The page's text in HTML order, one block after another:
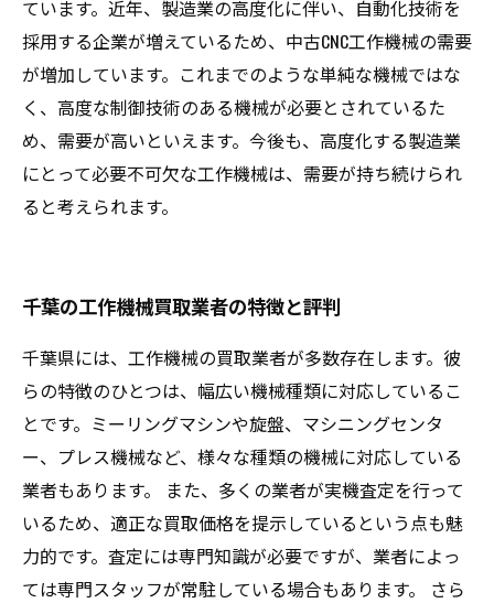
ています。近年、製造業の高度化に伴い、自動化技術を
採用する企業が増えているため、中古CNC工作機械の需要
が増加しています。これまでのような単純な機械ではな
く、高度な制御技術のある機械が必要とされているた
め、需要が高いといえます。今後も、高度化する製造業
にとって必要不可欠な工作機械は、需要が持ち続けられ
ると考えられます。
千葉の工作機械買取業者の特徴と評判
千葉県には、工作機械の買取業者が多数存在します。彼
らの特徴のひとつは、幅広い機械種類に対応しているこ
とです。ミーリングマシンや旋盤、マシニングセンタ
ー、プレス機械など、様々な種類の機械に対応している
業者もあります。 また、多くの業者が実機査定を行って
いるため、適正な買取価格を提示しているという点も魅
力的です。査定には専門知識が必要ですが、業者によっ
ては専門スタッフが常駐している場合もあります。 さら